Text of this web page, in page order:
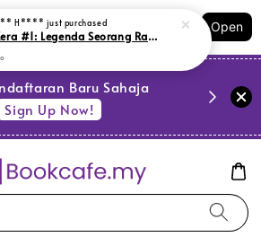
Track Your Order
Shops
Open
Baru Sahaja
Sign Up Now!
H**** just purchased
Wira Kera #1: Legenda Seorang Raja # (M3,PY20, SR)